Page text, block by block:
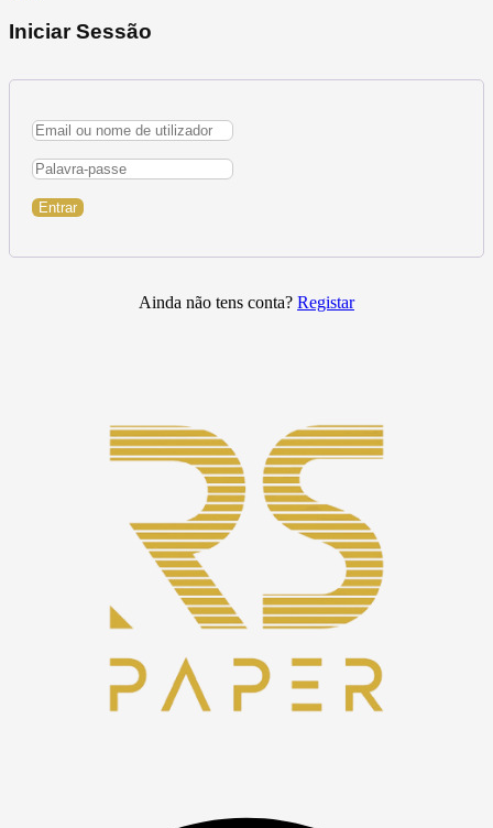
Iniciar Sessão
Entrar
Ainda não tens conta? Registar